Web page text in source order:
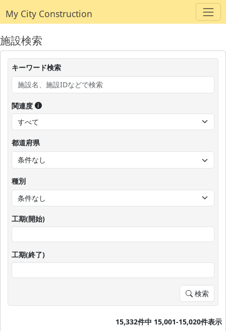
My City Construction
施設検索
キーワード検索
関連度
都道府県
種別
工期(開始)
工期(終了)
検索
15,332件中 15,001-15,020件表示